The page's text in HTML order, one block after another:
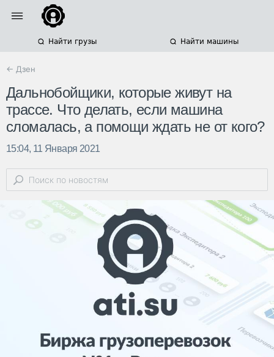
Найти грузы Найти машины
← Дзен
Дальнобойщики, которые живут на
трассе. Что делать, если машина
сломалась, а помощи ждать не от кого?
15:04, 11 Января 2021